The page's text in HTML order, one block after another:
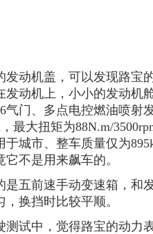
动机盖，可以发现路宝
发动机上，小小的发动机
气门、多点电控燃油喷射
最大扭矩为88N.m/
于城市、整车质量仅为
不是用来飙车的。
五前速手动变速箱，和
换挡时比较平顺。
试中，觉得路宝的动力